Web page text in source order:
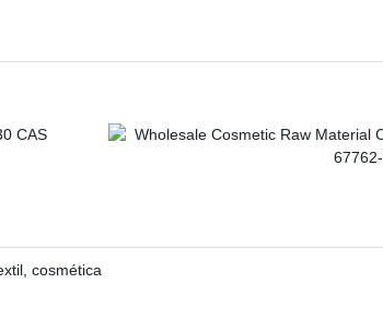
cosmética